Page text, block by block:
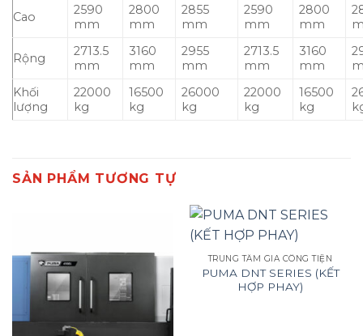
Cao
2590
mm
2800
mm
2855
mm
2590
mm
2800
mm
Rộng
2713.5
mm
3160
mm
2955
mm
2713.5
mm
3160
mm
Khối
lượng
22000
kg
16500
kg
26000
kg
22000
kg
16500
kg
SẢN PHẨM TƯƠNG TỰ
TRUNG TÂM GIA CÔNG TIỆN
PUMA DNT SERIES (KẾT
HỢP PHAY)